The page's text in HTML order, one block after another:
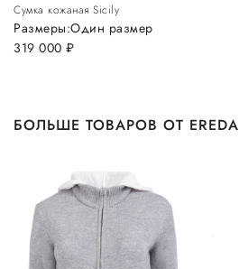
Сумка кожаная Sicily
319 000 руб.
Размеры:Один размер
БОЛЬШЕ ТОВАРОВ ОТ EREDA